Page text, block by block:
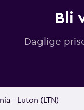
Bli
Daglige